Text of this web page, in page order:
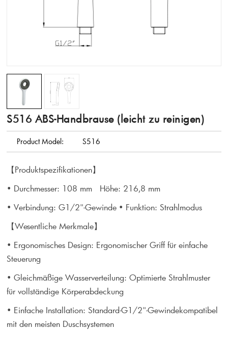
S516 ABS-Handbrause (leicht zu reinigen)
Product Model: S516
【Produktspezifikationen】
• Durchmesser: 108 mm Höhe: 216,8 mm
• Verbindung: G1/2"-Gewinde • Funktion: Strahlmodus
【Wesentliche Merkmale】
• Ergonomisches Design: Ergonomischer Griff für einfache
Steuerung
• Gleichmäßige Wasserverteilung: Optimierte Strahlmuster
für vollständige Körperabdeckung
• Einfache Installation: Standard-G1/2"-Gewindekompatibel
mit den meisten Duschsystemen